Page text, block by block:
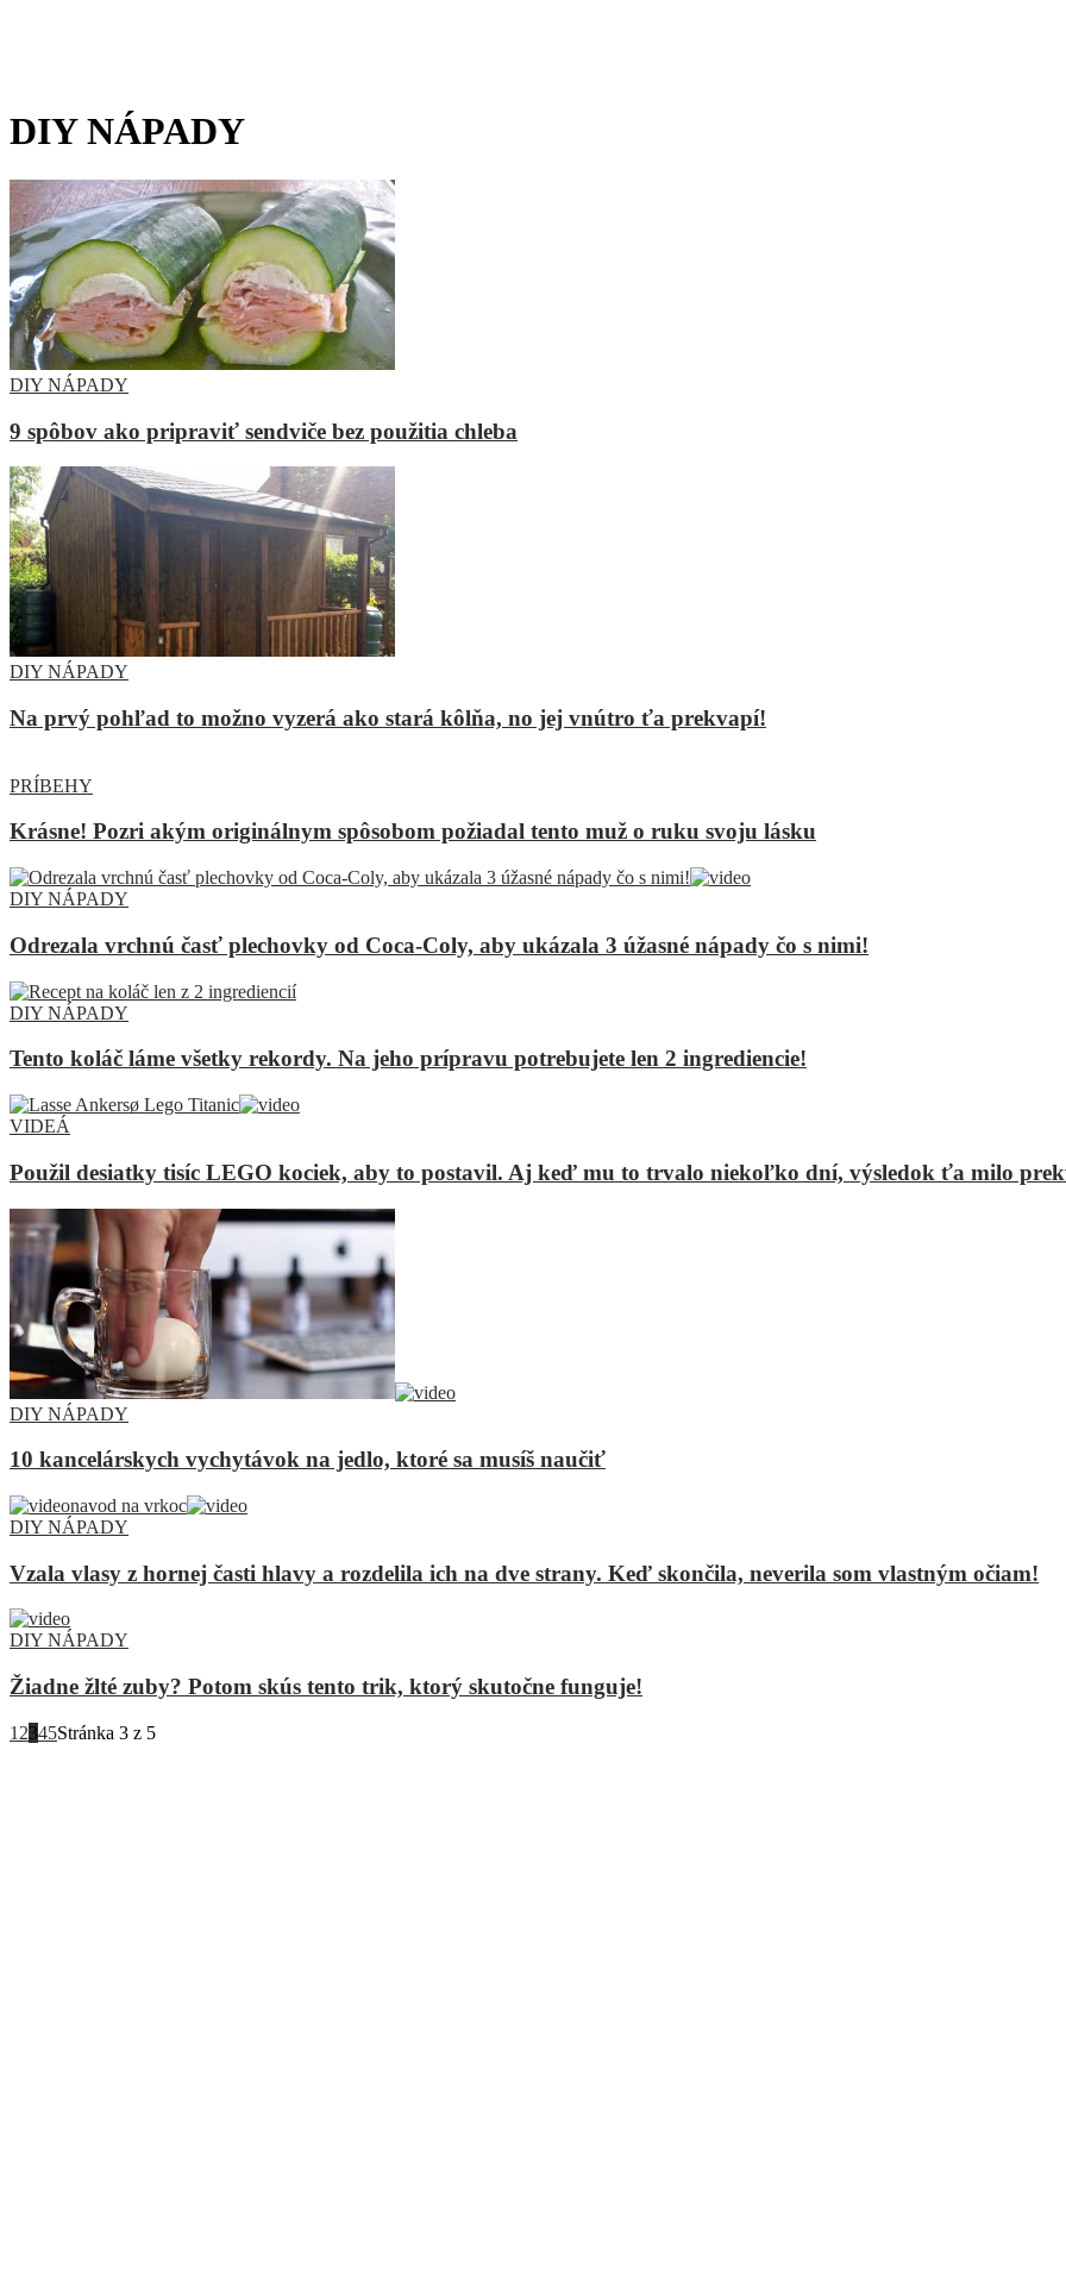
DIY NÁPADY
DIY NÁPADY
9 spôbov ako pripraviť sendviče bez použitia chleba
DIY NÁPADY
Na prvý pohľad to možno vyzerá ako stará kôlňa, no jej vnútro ťa prekvapí!
PRÍBEHY
Krásne! Pozri akým originálnym spôsobom požiadal tento muž o ruku svoju lásku
DIY NÁPADY
Odrezala vrchnú časť plechovky od Coca-Coly, aby ukázala 3 úžasné nápady čo s nimi!
DIY NÁPADY
Tento koláč láme všetky rekordy. Na jeho prípravu potrebujete len 2 ingrediencie!
VIDEÁ
Použil desiatky tisíc LEGO kociek, aby to postavil. Aj keď mu to trvalo niekoľko dní, výsledok ťa milo
DIY NÁPADY
10 kancelárskych vychytávok na jedlo, ktoré sa musíš naučiť
DIY NÁPADY
Vzala vlasy z hornej časti hlavy a rozdelila ich na dve strany. Keď skončila, neverila som vlastným očiam!
DIY NÁPADY
Žiadne žlté zuby? Potom skús tento trik, ktorý skutočne funguje!
1 2345Stránka 3 z 5